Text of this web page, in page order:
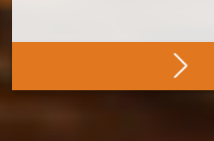
Anmelden